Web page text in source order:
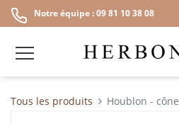
Notre équipe : 09 81 10 38 08
Tous les produits Houblon - cône